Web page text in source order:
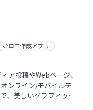
ロゴ作成アプリ
ア投稿やWebページ、
ンライン/モバイルデ
、美しいグラフィック